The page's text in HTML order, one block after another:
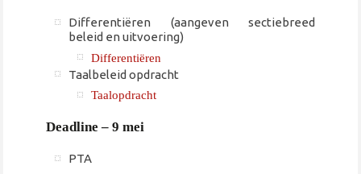
Differentiëren (aangeven sectiebreed
beleid en uitvoering)
Differentiëren
Taalbeleid opdracht
Taalopdracht
Deadline – 9 mei
PTA